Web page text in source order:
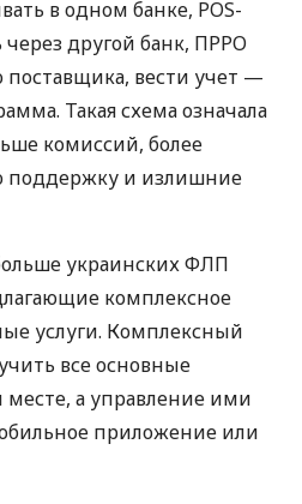
в одном банке, POS-
другой банк, ПРРО
поставщика, вести учет —
Такая схема означала
комиссий, более
поддержку и излишние
украинских ФЛП
комплексное
услуги. Комплексный
все основные
а управление ими
приложение или